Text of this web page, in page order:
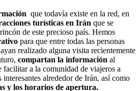
que todavía existe en la red, en
turísticas en Irán que se
de este precioso país. Hemos
para que entre todas las personas
realizado alguna visita recientemente
compartan la información al
facilitar a la comunidad de viajeros a
alrededor de Irán, así como
y los horarios de apertura.